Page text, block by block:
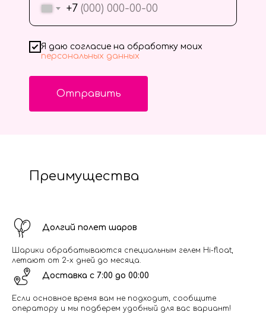
+7
Я даю согласие на обработку моих
персональных данных
Отправить
Преимущества
Долгий полет шаров
Шарики обрабатываются специальным гелем Hi-float,
летают от 2-х дней до месяца.
Доставка с 7:00 до 00:00
Если основное время вам не подходит, сообщите
оператору и мы подберем удобный для вас вариант!